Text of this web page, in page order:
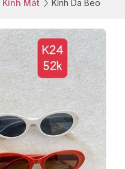
Kính Mát Kính Da Beo